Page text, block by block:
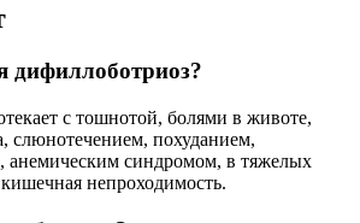
дифиллоботриоз?
с тошнотой, болями в животе,
слюнотечением, похуданием,
анемическим синдромом, в тяжелых
кишечная непроходимость.